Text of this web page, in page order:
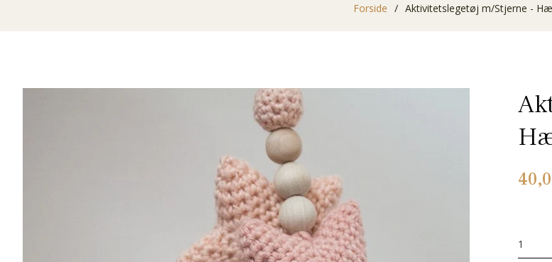
Forside / Aktivitetslegetøj m/Stjerne -